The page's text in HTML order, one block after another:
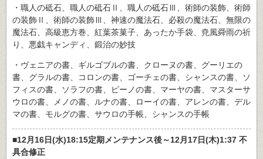
・職人の砥石、職人の砥石Ⅱ、職人の砥石Ⅲ、術師の装飾、術師
の装飾Ⅱ、術師の装飾Ⅲ、神速の魔法石、必殺の魔法石、無限の
魔法石、高級恵方巻、紅葉茶菓子、あったか手袋、尭風舜雨の祈
り、悪戯キャンディ、鍛治の妙技
・ヴェニアの書、ギルゴブルの書、クローヌの書、グーリエの
書、グラルの書、コロンの書、ゴーチェの書、シャンスの書、ソ
フィスの書、ソラフの書、ピーノの書、マーヤの書、マスターサ
ウロの書、メノの書、ルナの書、ローイの書、アレンの書、デル
マの書、モルグの書、サウロの手帳、シャンスの手帳
■12月16日(水)18:15定期メンテナンス後～12月17日(木)1:37 不
具合修正